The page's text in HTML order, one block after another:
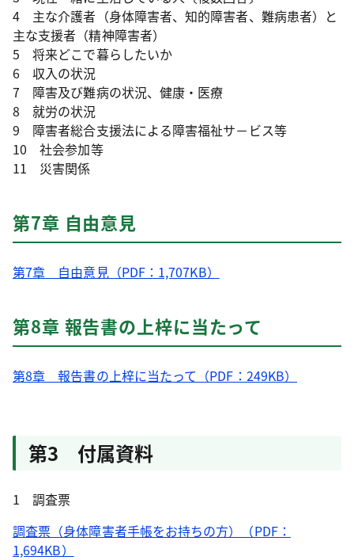
4 主な介護者（身体障害者、知的障害者、難病患者）と
主な支援者（精神障害者）
5 将来どこで暮らしたいか
6 収入の状況
7 障害及び難病の状況、健康・医療
8 就労の状況
9 障害者総合支援法による障害福祉サ－ビス等
10 社会参加等
11 災害関係
第7章 自由意見
第7章 自由意見（PDF：1,707KB）
第8章 報告書の上梓に当たって
第8章 報告書の上梓に当たって（PDF：249KB）
第3 付属資料
1 調査票
調査票（身体障害者手帳をお持ちの方）（PDF：
1,694KB）